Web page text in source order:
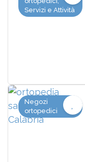
Servizi e Attività
Negozi
ortopedici